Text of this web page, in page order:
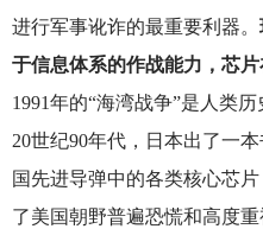
进行军事讹诈的最重要利器。
于信息体系的作战能力，芯片
1991年的“海湾战争”是人类
20世纪90年代，日本出了一
国先进导弹中的各类核心芯
了美国朝野普遍恐慌和高度